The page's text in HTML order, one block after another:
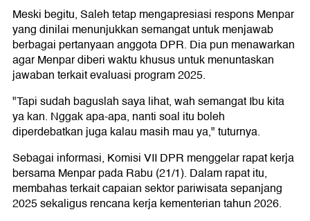
Meski begitu, Saleh tetap mengapresiasi respons Menpar
yang dinilai menunjukkan semangat untuk menjawab
berbagai pertanyaan anggota DPR. Dia pun menawarkan
agar Menpar diberi waktu khusus untuk menuntaskan
jawaban terkait evaluasi program 2025.
"Tapi sudah baguslah saya lihat, wah semangat Ibu kita
ya kan. Nggak apa-apa, nanti soal itu boleh
diperdebatkan juga kalau masih mau ya," tuturnya.
Sebagai informasi, Komisi VII DPR menggelar rapat kerja
bersama Menpar pada Rabu (21/1). Dalam rapat itu,
membahas terkait capaian sektor pariwisata sepanjang
2025 sekaligus rencana kerja kementerian tahun 2026.